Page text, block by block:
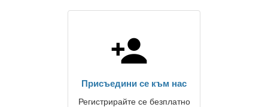
Присъедини се към нас
Регистрирайте се безплатно